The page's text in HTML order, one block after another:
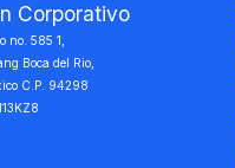
Corporativo
no. 585 1,
Boca del Rio,
C.P. 94298